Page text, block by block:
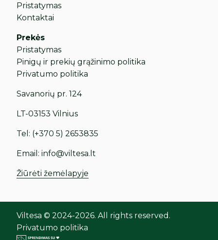
Pristatymas
Kontaktai
Prekės
Pristatymas
Pinigų ir prekių grąžinimo politika
Privatumo politika
Savanorių pr. 124
LT-03153 Vilnius
Tel: (+370 5) 2653835
Email:info@viltesa.lt
Žiūrėti žemėlapyje
Viltesa © 2024-2026. All rights reserved.
Privatumo politika